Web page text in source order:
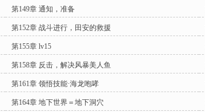
第149章 通知，准备
第152章 战斗进行，田安的救援
第155章 lv15
第158章 反击，解决风暴美人鱼
第161章 领悟技能·海龙咆哮
第164章 地下世界＝地下洞穴